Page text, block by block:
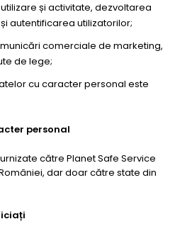
și activitate, dezvoltarea
autentificarea utilizatorilor;
comerciale de marketing,
de lege;
cu caracter personal este
personal
către Planet Safe Service
dar doar către state din